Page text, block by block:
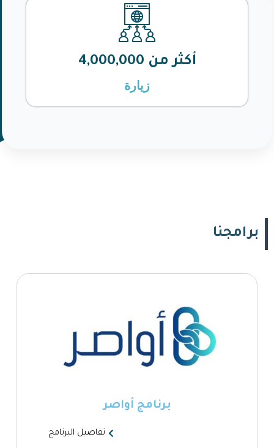
زيارة
أكثر من 4,000,000
برامجنا
برنامج أواصر
تفاصيل البرنامج